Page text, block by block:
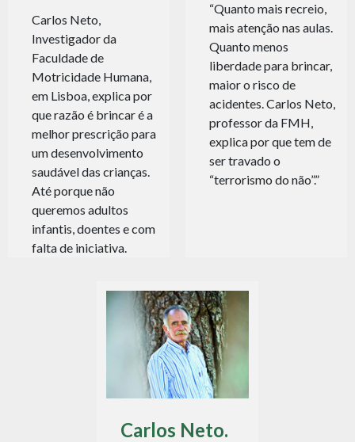
Carlos Neto,
Investigador da
Faculdade de
Motricidade Humana,
em Lisboa, explica por
que razão é brincar é a
melhor prescrição para
um desenvolvimento
saudável das crianças.
Até porque não
queremos adultos
infantis, doentes e com
falta de iniciativa.
“Quanto mais recreio,
mais atenção nas aulas.
Quanto menos
liberdade para brincar,
maior o risco de
acidentes. Carlos Neto,
professor da FMH,
explica por que tem de
ser travado o
“terrorismo do não”.”
Carlos Neto.